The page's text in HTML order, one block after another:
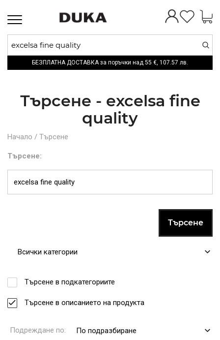
Toggle
БЕЗПЛАТНА ДОСТАВКА за поръчки над 55 €, 107.57 лв.
Търсене - excelsa fine
quality
Начало / Търсене
Търсене:
Всички категории
Търсене в подкатегориите
Търсене в описанието на продукта
Подреждане по: По подразбиране